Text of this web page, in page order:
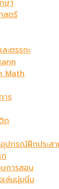
ษา
สตร์
ะตรรกะ
Math
าร
ก
อุปกรณ์ฝึกประ
การสอน
ล่นนุ่มนิ่ม